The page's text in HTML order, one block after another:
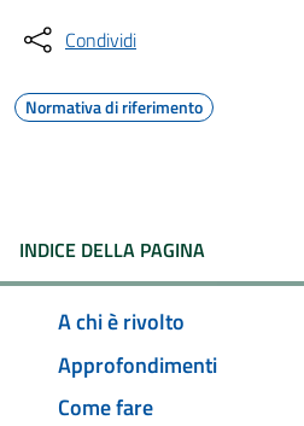
Condividi
Normativa di riferimento
INDICE DELLA PAGINA
A chi è rivolto
Approfondimenti
Come fare